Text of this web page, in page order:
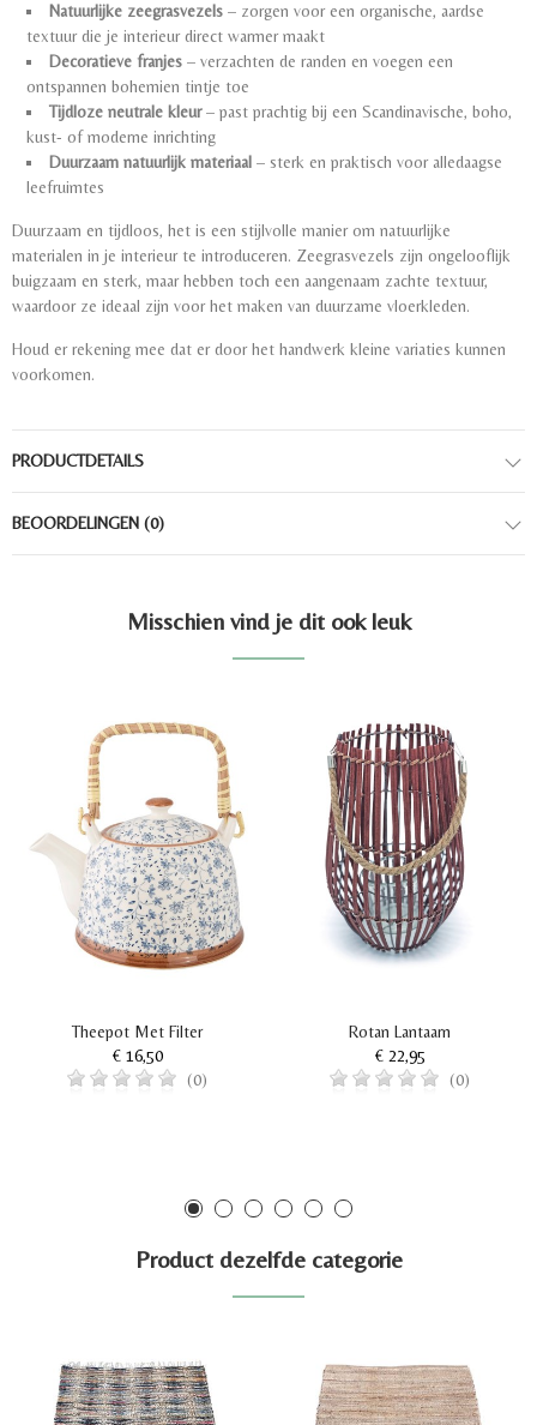
Natuurlijke zeegrasvezels – zorgen voor een organische, aardse
textuur die je interieur direct warmer maakt
Decoratieve franjes – verzachten de randen en voegen een
ontspannen bohemien tintje toe
Tijdloze neutrale kleur– past prachtig bij een Scandinavische, boho,
kust- of moderne inrichting
Duurzaam natuurlijk materiaal – sterk en praktisch voor alledaagse
leefruimtes
Duurzaam en tijdloos, het is een stijlvolle manier om natuurlijke
materialen in je interieur te introduceren. Zeegrasvezels zijn ongelooflijk
buigzaam en sterk, maar hebben toch een aangenaam zachte textuur,
waardoor ze ideaal zijn voor het maken van duurzame vloerkleden.
Houd er rekening mee dat er door het handwerk kleine variaties kunnen
voorkomen.
PRODUCTDETAILS
BEOORDELINGEN (0)
Misschien vind je dit ook leuk
Theepot Met Filter
€ 16,50
(0)
Rotan Lantaarn
€ 22,95
(0)
Product dezelfde categorie